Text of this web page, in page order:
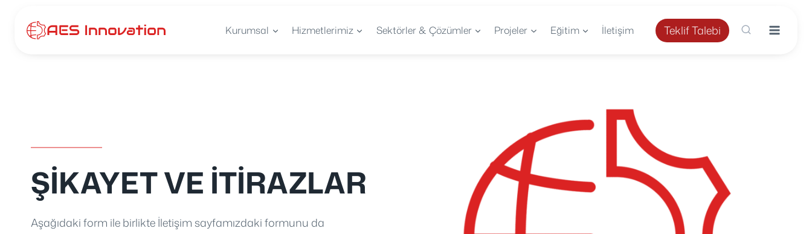
Kurumsal Hizmetlerimiz Sektörler & Çözümler Projeler Eğitim İletişim Teklif Talebi
ŞIKAYET VE İTIRAZLAR
Aşağıdaki form ile birlikte İletişim sayfamızdaki formunu da